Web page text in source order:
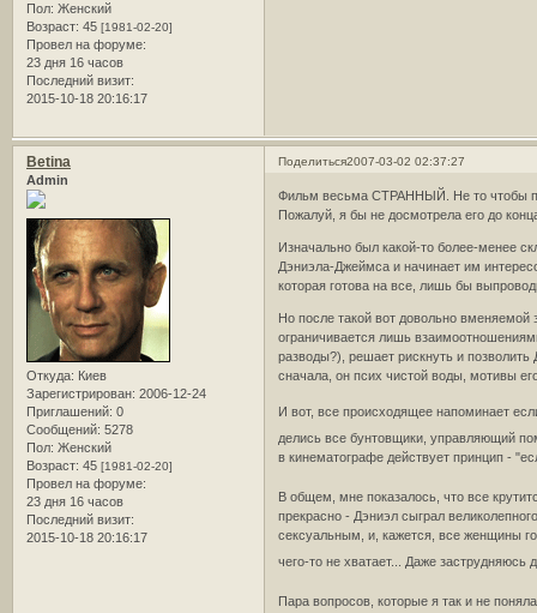
Пол: Женский
Возраст: 45 [1981-02-20]
Провел на форуме:
23 дня 16 часов
Последний визит:
2015-10-18 20:16:17
Поделиться2007-03-02 02:37:27
Betina
Admin
Откуда: Киев
Зарегистрирован: 2006-12-24
Приглашений: 0
Сообщений: 5278
Пол: Женский
Возраст: 45 [1981-02-20]
Провел на форуме:
23 дня 16 часов
Последний визит:
2015-10-18 20:16:17
Фильм весьма СТРАННЫЙ. Не то чтобы
Пожалуй, я бы не досмотрела его до
Изначально был какой-то более-менее
Дэниэла-Джеймса и начинает им
которая готова на все, лишь бы
Но после такой вот довольно
ограничивается лишь
разводы?), решает рискнуть и
сначала, он псих чистой воды, мотивы
И вот, все происходящее напоминает
делись все бунтовщики, управляющий
в кинематографе действует принцип -
В общем, мне показалось, что все
прекрасно - Дэниэл сыграл
сексуальным, и, кажется, все женщины
чего-то не хватает... Даже заструдняюсь
Пара вопросов, которые я так и не